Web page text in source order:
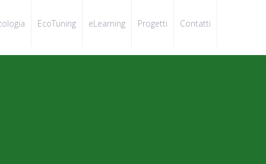
EcoTuning eLearning Progetti Contatti